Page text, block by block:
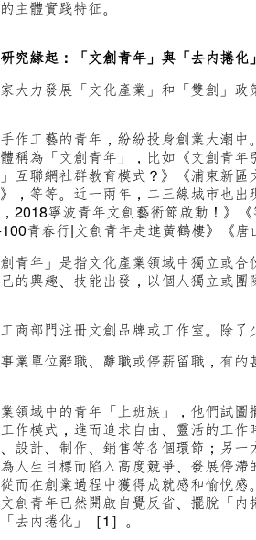
主體實踐特征。
究緣起：「文創青年」與「去内捲化」
大力發展「文化產業」和「雙創」
作工藝的青年，紛紛投身創業大潮
稱為「文創青年」，比如《文創青
」互聯網社群教育模式？》《浦東新
，等等。近一兩年，二三線城市也
2018寧波青年文創藝術節啟動！》
青春行|文創青年走進黃鶴樓》《
創青年」是指文化產業領域中獨立或
的興趣、技能出發，以個人獨立或
商部門注冊文創品牌或工作室。除
業單位辭職、離職或停薪留職，有
領域中的青年「上班族」，他們試
作模式，進而追求自由、靈活的工
設計、制作、銷售等各個環節；另
人生目標而陷入高度競爭、發展停
而在創業過程中獲得成就感和愉悅
創青年已然開啟自覺反省、擺脫「
去内捲化」［1］。